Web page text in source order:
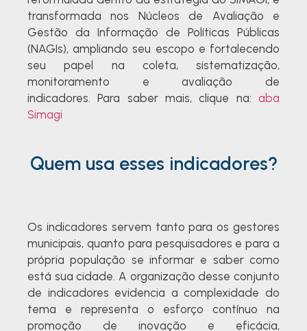
transformada nos Núcleos de Avaliação e
Gestão da Informação de Políticas Públicas
(NAGIs), ampliando seu escopo e fortalecendo
seu papel na coleta, sistematização,
monitoramento e avaliação de
indicadores. Para saber mais, clique na: aba
Simagi
Quem usa esses indicadores?
Os indicadores servem tanto para os gestores
municipais, quanto para pesquisadores e para a
própria população se informar e saber como
está sua cidade. A organização desse conjunto
de indicadores evidencia a complexidade do
tema e representa o esforço contínuo na
promoção de inovação e eficácia,